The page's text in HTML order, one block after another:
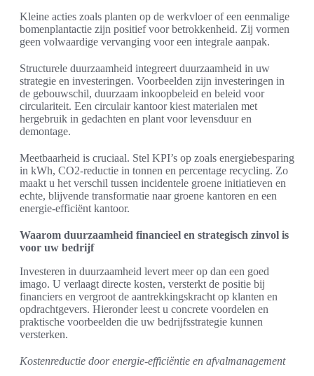
Kleine acties zoals planten op de werkvloer of een eenmalige
bomenplantactie zijn positief voor betrokkenheid. Zij vormen
geen volwaardige vervanging voor een integrale aanpak.
Structurele duurzaamheid integreert duurzaamheid in uw
strategie en investeringen. Voorbeelden zijn investeringen in
de gebouwschil, duurzaam inkoopbeleid en beleid voor
circulariteit. Een circulair kantoor kiest materialen met
hergebruik in gedachten en plant voor levensduur en
demontage.
Meetbaarheid is cruciaal. Stel KPI’s op zoals energiebesparing
in kWh, CO2-reductie in tonnen en percentage recycling. Zo
maakt u het verschil tussen incidentele groene initiatieven en
echte, blijvende transformatie naar groene kantoren en een
energie-efficiënt kantoor.
Waarom duurzaamheid financieel en strategisch zinvol is
voor uw bedrijf
Investeren in duurzaamheid levert meer op dan een goed
imago. U verlaagt directe kosten, versterkt de positie bij
financiers en vergroot de aantrekkingskracht op klanten en
opdrachtgevers. Hieronder leest u concrete voordelen en
praktische voorbeelden die uw bedrijfsstrategie kunnen
versterken.
Kostenreductie door energie-efficiëntie en afvalmanagement